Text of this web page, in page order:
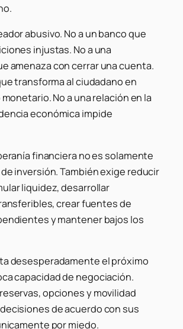
abusivo. No a un banco que
injustas. No a una
amenaza con cerrar una cuenta.
transforma al ciudadano en
No a una relación en la
económica impide
financiera no es solamente
inversión. También exige reducir
liquidez, desarrollar
crear fuentes de
y mantener bajos los
desesperadamente el próximo
capacidad de negociación.
opciones y movilidad
de acuerdo con sus
por miedo.